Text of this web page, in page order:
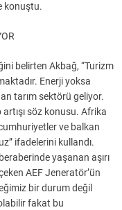
konuştu.
belirten Akbağ, “Turizm
Enerji yoksa
tarım sektörü geliyor.
söz konusu. Afrika
ve balkan
ifadelerini kullandı.
yaşanan aşırı
AEF Jeneratör’ün
bir durum değil
fakat bu